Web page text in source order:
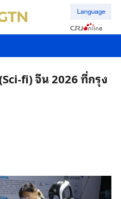
Language
fi) จีน 2026 ที่กรุง